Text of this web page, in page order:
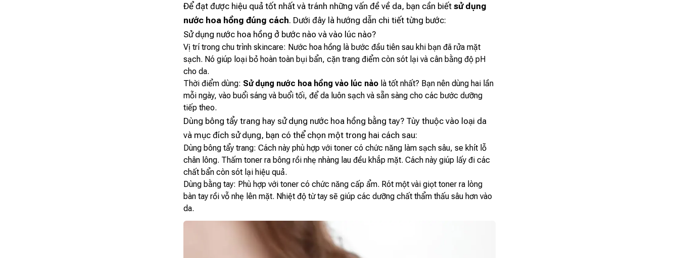
Để đạt được hiệu quả tốt nhất và tránh những vấn đề về da, bạn cần biết sử dụng
nước hoa hồng đúng cách. Dưới đây là hướng dẫn chi tiết từng bước:
Sử dụng nước hoa hồng ở bước nào và vào lúc nào?
Vị trí trong chu trình skincare: Nước hoa hồng là bước đầu tiên sau khi bạn đã rửa mặt
sạch. Nó giúp loại bỏ hoàn toàn bụi bẩn, cặn trang điểm còn sót lại và cân bằng độ pH
cho da.
Thời điểm dùng: Sử dụng nước hoa hồng vào lúc nào là tốt nhất? Bạn nên dùng hai lần
mỗi ngày, vào buổi sáng và buổi tối, để da luôn sạch và sẵn sàng cho các bước dưỡng
tiếp theo.
Dùng bông tẩy trang hay sử dụng nước hoa hồng bằng tay? Tùy thuộc vào loại da
và mục đích sử dụng, bạn có thể chọn một trong hai cách sau:
Dùng bông tẩy trang: Cách này phù hợp với toner có chức năng làm sạch sâu, se khít lỗ
chân lông. Thấm toner ra bông rồi nhẹ nhàng lau đều khắp mặt. Cách này giúp lấy đi các
chất bẩn còn sót lại hiệu quả.
Dùng bằng tay: Phù hợp với toner có chức năng cấp ẩm. Rót một vài giọt toner ra lòng
bàn tay rồi vỗ nhẹ lên mặt. Nhiệt độ từ tay sẽ giúp các dưỡng chất thẩm thấu sâu hơn vào
da.